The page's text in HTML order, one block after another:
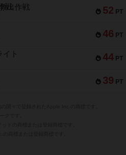
52 PT
出作戦
46 PT
44 PT
ト
39 PT